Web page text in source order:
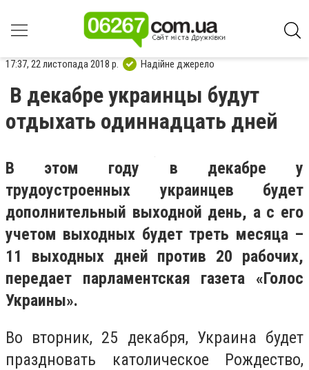
17:37, 22 листопада 2018 р. Надійне джерело
В декабре украинцы будут
отдыхать одиннадцать дней
В этом году в декабре у
трудоустроенных украинцев будет
дополнительный выходной день, а с его
учетом выходных будет треть месяца –
11 выходных дней против 20 рабочих,
передает парламентская газета «Голос
Украины».
Во вторник, 25 декабря, Украина будет
праздновать католическое Рождество,